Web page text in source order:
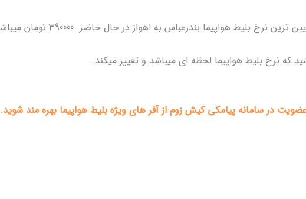
ترین نرخ بلیط هواپیما بندرعباس به اهواز در حال حاضر 390000 تومان میباشد.توجه داشته
که نرخ بلیط هواپیما لحظه ای میباشد و تغییر میکند.
در سامانه پیامکی کیش زوم از آفر های ویژه بلیط هواپیما بهره مند شوید.